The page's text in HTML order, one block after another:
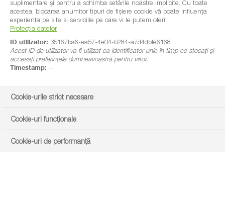
suplimentare și pentru a schimba setările noastre implicite. Cu toate
acestea, blocarea anumitor tipuri de fișiere cookie vă poate influența
experiența pe site și serviciile pe care vi le putem oferi.
Protecția datelor
ID utilizator: 35167ba6-ea57-4e04-b284-a7d4dbfe6168
Acest ID de utilizator va fi utilizat ca identificator unic în timp ce stocați și
accesați preferințele dumneavoastră pentru viitor.
Timestamp: --
Cookie-urile strict necesare
Cookie-uri funcționale
Cookie-uri de performanță